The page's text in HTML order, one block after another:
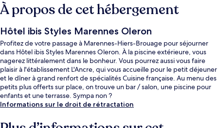
À propos de cet hébergement
Hôtel ibis Styles Marennes Oleron
Profitez de votre passage à Marennes-Hiers-Brouage pour séjourner
dans Hôtel ibis Styles Marennes Oleron. À la piscine extérieure, vous
nagerez littéralement dans le bonheur. Vous pourrez aussi vous faire
plaisir à l'établissement L'Ancre, qui vous accueille pour le petit déjeuner
et le dîner à grand renfort de spécialités Cuisine française. Au menu des
petits plus offerts sur place, on trouve un bar / salon, une piscine pour
enfants et une terrasse. Sympa non ?
Informations sur le droit de rétractation